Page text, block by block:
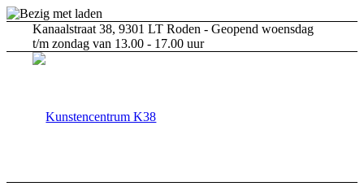
Kanaalstraat 38, 9301 LT Roden - Geopend woensdag
t/m zondag van 13.00 - 17.00 uur